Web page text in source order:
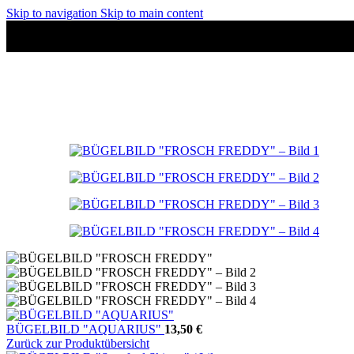
Skip to navigation Skip to main content
BÜGELBILD "AQUARIUS" 13,50 €
Zurück zur Produktübersicht